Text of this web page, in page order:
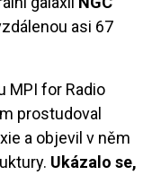
asi 67
MPI for Radio
prostudoval
a objevil v něm
Ukázalo se,